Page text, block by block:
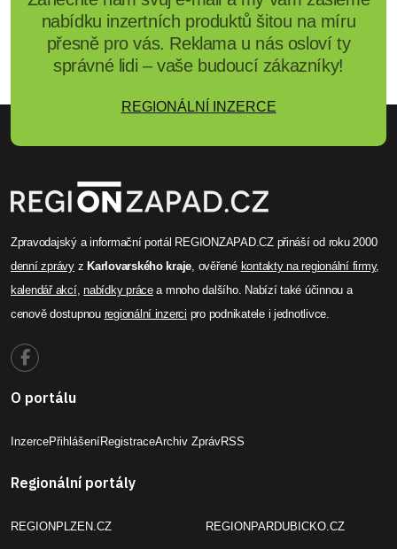
nabídku inzertních produktů šitou na míru
přesně pro vás. Reklama u nás osloví ty
správné lidi – vaše budoucí zákazníky!
REGIONÁLNÍ INZERCE
Zpravodajský a informační portál REGIONZAPAD.CZ přináší od roku 2000
denní zprávyz Karlovarského kraje, ověřené kontakty na regionální firmy,
kalendář akcí,nabídky prácea mnoho dalšího. Nabízí také účinnou a
cenově dostupnou regionální inzerci pro podnikatele i jednotlivce.
O portálu
InzercePřihlášeníRegistraceArchiv ZprávRSS
Regionální portály
REGIONPLZEN.CZ REGIONPARDUBICKO.CZ